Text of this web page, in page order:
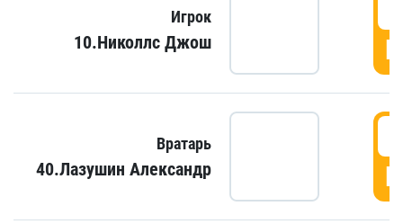
Игрок
10.Николлс Джош
Вратарь
40.Лазушин Александр